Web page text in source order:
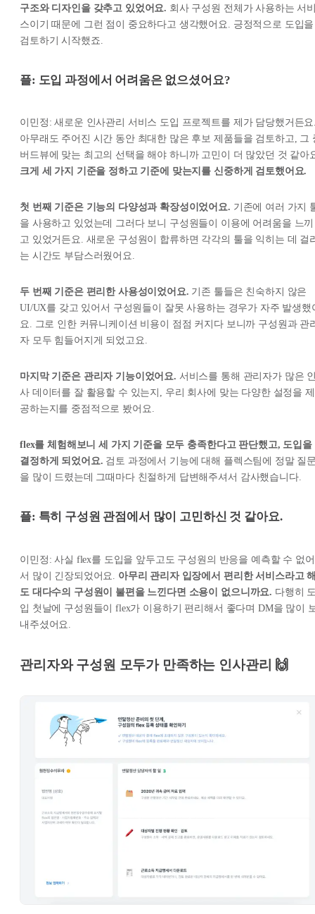
구조와 디자인을 갖추고 있었어요. 회사 구성원 전체가 사용하는 서
스이기 때문에 그런 점이 중요하다고 생각했어요. 긍정적으로 도입을
검토하기 시작했죠.
플: 도입 과정에서 어려움은 없으셨어요?
이민정: 새로운 인사관리 서비스 도입 프로젝트를 제가 담당했거든
아무래도 주어진 시간 동안 최대한 많은 후보 제품들을 검토하고, 그
버드뷰에 맞는 최고의 선택을 해야 하니까 고민이 더 많았던 것 같아
크게 세 가지 기준을 정하고 기준에 맞는지를 신중하게 검토했어요.
첫 번째 기준은 기능의 다양성과 확장성이었어요. 기존에 여러 가지
을 사용하고 있었는데 그러다 보니 구성원들이 이용에 어려움을 느끼
고 있었거든요. 새로운 구성원이 합류하면 각각의 툴을 익히는 데 걸
는 시간도 부담스러웠어요.
두 번째 기준은 편리한 사용성이었어요. 기존 툴들은 친숙하지 않은
UI/UX를 갖고 있어서 구성원들이 잘못 사용하는 경우가 자주 발생했
요. 그로 인한 커뮤니케이션 비용이 점점 커지다 보니까 구성원과 관
자 모두 힘들어지게 되었고요.
마지막 기준은 관리자 기능이었어요. 서비스를 통해 관리자가 많은
사 데이터를 잘 활용할 수 있는지, 우리 회사에 맞는 다양한 설정을 제
공하는지를 중점적으로 봤어요.
flex를 체험해보니 세 가지 기준을 모두 충족한다고 판단했고, 도입을
결정하게 되었어요. 검토 과정에서 기능에 대해 플렉스팀에 정말 질
을 많이 드렸는데 그때마다 친절하게 답변해주셔서 감사했습니다.
플: 특히 구성원 관점에서 많이 고민하신 것 같아요.
이민정: 사실 flex를 도입을 앞두고도 구성원의 반응을 예측할 수 없어
서 많이 긴장되었어요. 아무리 관리자 입장에서 편리한 서비스라고
도 대다수의 구성원이 불편을 느낀다면 소용이 없으니까요. 다행히
입 첫날에 구성원들이 flex가 이용하기 편리해서 좋다며 DM을 많이
내주셨어요.
관리자와 구성원 모두가 만족하는 인사관리 🙌